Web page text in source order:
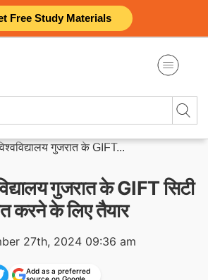
Free Study Materials
गुजरात के GIFT...
गुजरात के GIFT सिटी
करने के लिए तैयार
27th, 2024 09:36 am
Add as a preferred